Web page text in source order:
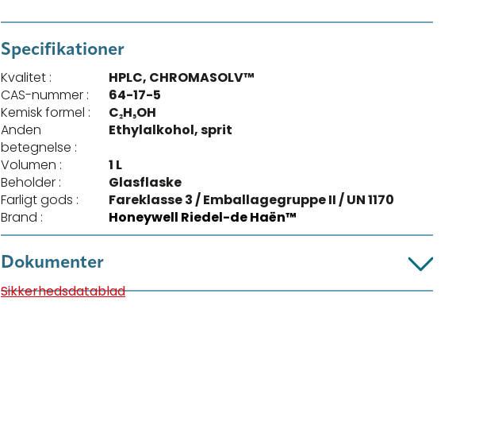
Specifikationer
Kvalitet :
HPLC, CHROMASOLV™
CAS-nummer :
64-17-5
Kemisk formel :
C₂H₅OH
Anden
betegnelse :
Ethylalkohol, sprit
Volumen :
1 L
Beholder :
Glasflaske
Farligt gods :
Fareklasse 3 / Emballagegruppe II / UN 1170
Brand :
Honeywell Riedel-de Haën™
Dokumenter
Sikkerhedsdatablad